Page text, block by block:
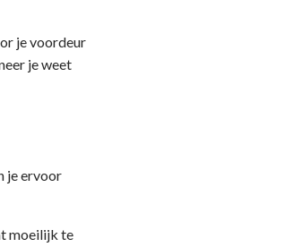
je voordeur
je weet
je ervoor
moeilijk te